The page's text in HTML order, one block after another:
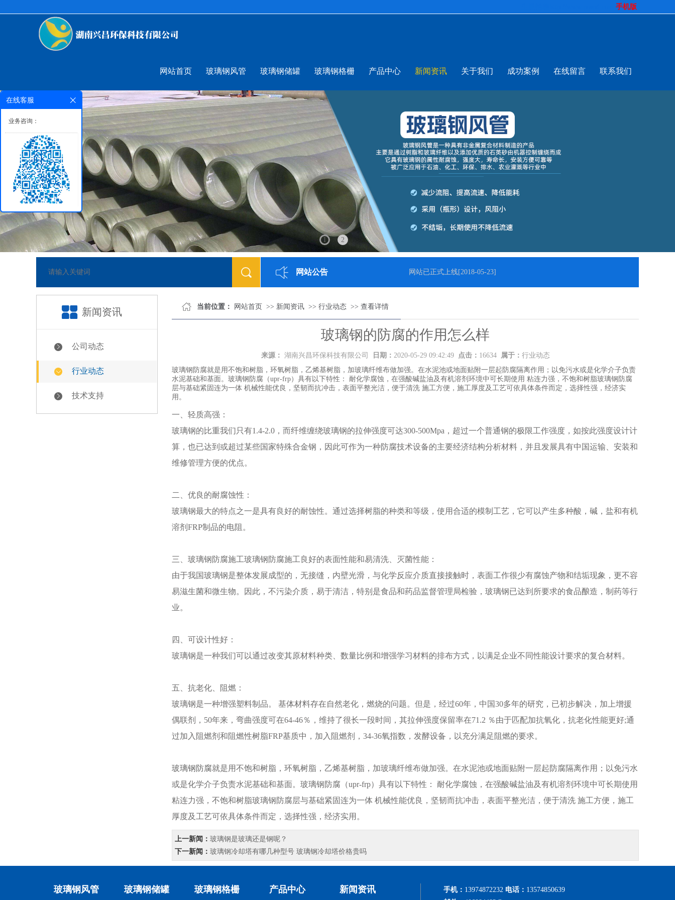
手机版
网站首页 玻璃钢风管 玻璃钢储罐 玻璃钢格栅 产品中心 新闻资讯 关于我们 成功案例 在线留言 联系我们
1 2
网站公告
[2018-05-23] 网站已正式上线[2018-05-23]
新闻资讯
公司动态
行业动态
技术支持
当前位置： 网站首页 >> 新闻资讯 >> 行业动态 >> 查看详情
玻璃钢的防腐的作用怎么样
来源： 湖南兴昌环保科技有限公司 日期： 2020-05-29 09:42:49 点击： 16634 属于： 行业动态
玻璃钢防腐就是用不饱和树脂，环氧树脂，乙烯基树脂，加玻璃纤维布做加强。在水泥池或地面贴附一层起防腐隔离作用；以免污水或是化学介子负责
水泥基础和基面。玻璃钢防腐（upr-frp）具有以下特性： 耐化学腐蚀，在强酸碱盐油及有机溶剂环境中可长期使用 粘连力强，不饱和树脂玻璃钢防腐
层与基础紧固连为一体 机械性能优良，坚韧而抗冲击，表面平整光洁，便于清洗 施工方便，施工厚度及工艺可依具体条件而定，选择性强，经济实
用。
一、轻质高强：
玻璃钢的比重我们只有1.4-2.0，而纤维缠绕玻璃钢的拉伸强度可达300-500Mpa，超过一个普通钢的极限工作强度，如按此强度设计计
算，也已达到或超过某些国家特殊合金钢，因此可作为一种防腐技术设备的主要经济结构分析材料，并且发展具有中国运输、安装和
维修管理方便的优点。
二、优良的耐腐蚀性：
玻璃钢最大的特点之一是具有良好的耐蚀性。通过选择树脂的种类和等级，使用合适的模制工艺，它可以产生多种酸，碱，盐和有机
溶剂FRP制品的电阻。
三、玻璃钢防腐施工玻璃钢防腐施工良好的表面性能和易清洗、灭菌性能：
由于我国玻璃钢是整体发展成型的，无接缝，内壁光滑，与化学反应介质直接接触时，表面工作很少有腐蚀产物和结垢现象，更不容
易滋生菌和微生物。因此，不污染介质，易于清洁，特别是食品和药品监督管理局检验，玻璃钢已达到所要求的食品酿造，制药等行
业。
四、可设计性好：
玻璃钢是一种我们可以通过改变其原材料种类、数量比例和增强学习材料的排布方式，以满足企业不同性能设计要求的复合材料。
五、抗老化、阻燃：
玻璃钢是一种增强塑料制品。 基体材料存在自然老化，燃烧的问题。但是，经过60年，中国30多年的研究，已初步解决，加上增援
偶联剂，50年来，弯曲强度可在64-46％，维持了很长一段时间，其拉伸强度保留率在71.2 ％由于匹配加抗氧化，抗老化性能更好;通
过加入阻燃剂和阻燃性树脂FRP基质中，加入阻燃剂，34-36氧指数，发酵设备，以充分满足阻燃的要求。
玻璃钢防腐就是用不饱和树脂，环氧树脂，乙烯基树脂，加玻璃纤维布做加强。在水泥池或地面贴附一层起防腐隔离作用；以免污水
或是化学介子负责水泥基础和基面。玻璃钢防腐（upr-frp）具有以下特性： 耐化学腐蚀，在强酸碱盐油及有机溶剂环境中可长期使用
粘连力强，不饱和树脂玻璃钢防腐层与基础紧固连为一体 机械性能优良，坚韧而抗冲击，表面平整光洁，便于清洗 施工方便，施工
厚度及工艺可依具体条件而定，选择性强，经济实用。
上一新闻： 玻璃钢是玻璃还是钢呢？
下一新闻： 玻璃钢冷却塔有哪几种型号 玻璃钢冷却塔价格贵吗
玻璃钢风管 玻璃钢储罐 玻璃钢格栅 产品中心 新闻资讯 手机： 13974872232 电话： 13574850639
在线客服
业务咨询：